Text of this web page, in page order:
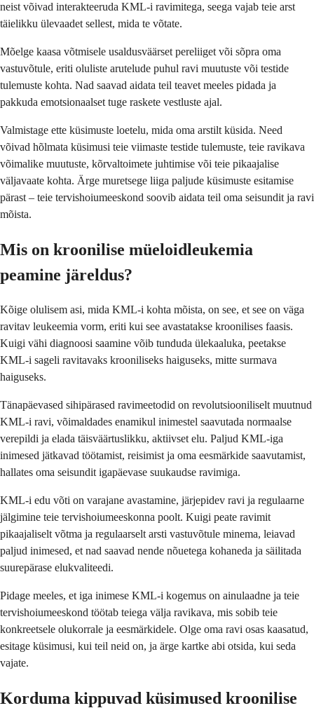
neist võivad interakteeruda KML-i ravimitega, seega vajab teie arst
täielikku ülevaadet sellest, mida te võtate.
Mõelge kaasa võtmisele usaldusväärset pereliiget või sõpra oma
vastuvõtule, eriti oluliste arutelude puhul ravi muutuste või testide
tulemuste kohta. Nad saavad aidata teil teavet meeles pidada ja
pakkuda emotsionaalset tuge raskete vestluste ajal.
Valmistage ette küsimuste loetelu, mida oma arstilt küsida. Need
võivad hõlmata küsimusi teie viimaste testide tulemuste, teie ravikava
võimalike muutuste, kõrvaltoimete juhtimise või teie pikaajalise
väljavaate kohta. Ärge muretsege liiga paljude küsimuste esitamise
pärast – teie tervishoiumeeskond soovib aidata teil oma seisundit ja ravi
mõista.
Mis on kroonilise müeloidleukemia
peamine järeldus?
Kõige olulisem asi, mida KML-i kohta mõista, on see, et see on väga
ravitav leukeemia vorm, eriti kui see avastatakse kroonilises faasis.
Kuigi vähi diagnoosi saamine võib tunduda ülekaaluka, peetakse
KML-i sageli ravitavaks krooniliseks haiguseks, mitte surmava
haiguseks.
Tänapäevased sihipärased ravimeetodid on revolutsiooniliselt muutnud
KML-i ravi, võimaldades enamikul inimestel saavutada normaalse
verepildi ja elada täisväärtuslikku, aktiivset elu. Paljud KML-iga
inimesed jätkavad töötamist, reisimist ja oma eesmärkide saavutamist,
hallates oma seisundit igapäevase suukaudse ravimiga.
KML-i edu võti on varajane avastamine, järjepidev ravi ja regulaarne
jälgimine teie tervishoiumeeskonna poolt. Kuigi peate ravimit
pikaajaliselt võtma ja regulaarselt arsti vastuvõtule minema, leiavad
paljud inimesed, et nad saavad nende nõuetega kohaneda ja säilitada
suurepärase elukvaliteedi.
Pidage meeles, et iga inimese KML-i kogemus on ainulaadne ja teie
tervishoiumeeskond töötab teiega välja ravikava, mis sobib teie
konkreetsele olukorrale ja eesmärkidele. Olge oma ravi osas kaasatud,
esitage küsimusi, kui teil neid on, ja ärge kartke abi otsida, kui seda
vajate.
Korduma kippuvad küsimused kroonilise